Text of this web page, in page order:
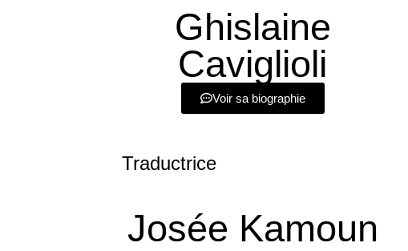
Ghislaine
Caviglioli
Voir sa biographie
Traductrice
Josée Kamoun